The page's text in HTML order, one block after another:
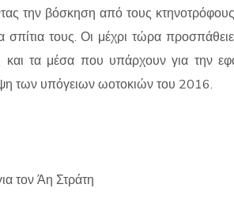
την βόσκηση από τους κτηνοτρόφους
τους. Οι μέχρι τώρα
και τα μέσα που υπάρχουν για την
των υπόγειων ωοτοκιών του 2016.
τον Άη Στράτη